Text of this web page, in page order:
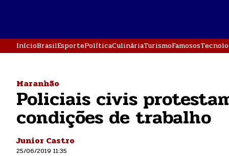
InícioBrasilEsportePolíticaCulináriaTurismoFamosos
Maranhão
Policiais civis
condições de trabalho
Junior Castro
25/06/2019 11:35